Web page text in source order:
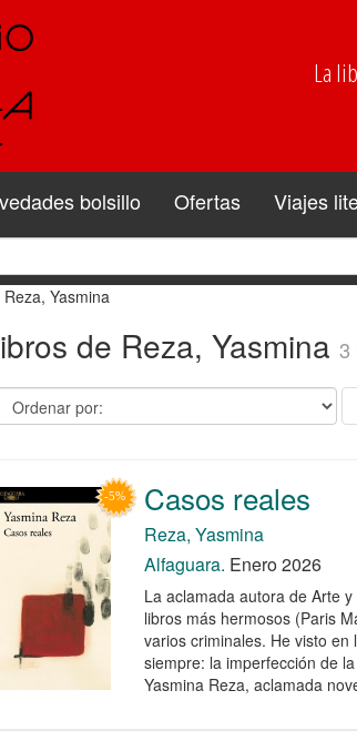
La
bolsillo Ofertas Viajes
Reza, Yasmina
de Reza, Yasmina 3
Casos reales
Reza, Yasmina
Alfaguara. Enero 2026
La aclamada autora de Arte
libros más hermosos (Paris
varios criminales. He visto
siempre: la imperfección de
Yasmina Reza, aclamada